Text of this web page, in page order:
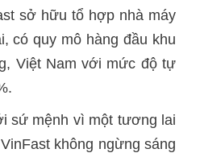
sở hữu tổ hợp nhà máy
có quy mô hàng đầu khu
Việt Nam với mức độ tự
sứ mệnh vì một tương lai
không ngừng sáng